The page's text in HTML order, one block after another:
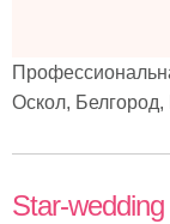
Оскол,
Star-wedding